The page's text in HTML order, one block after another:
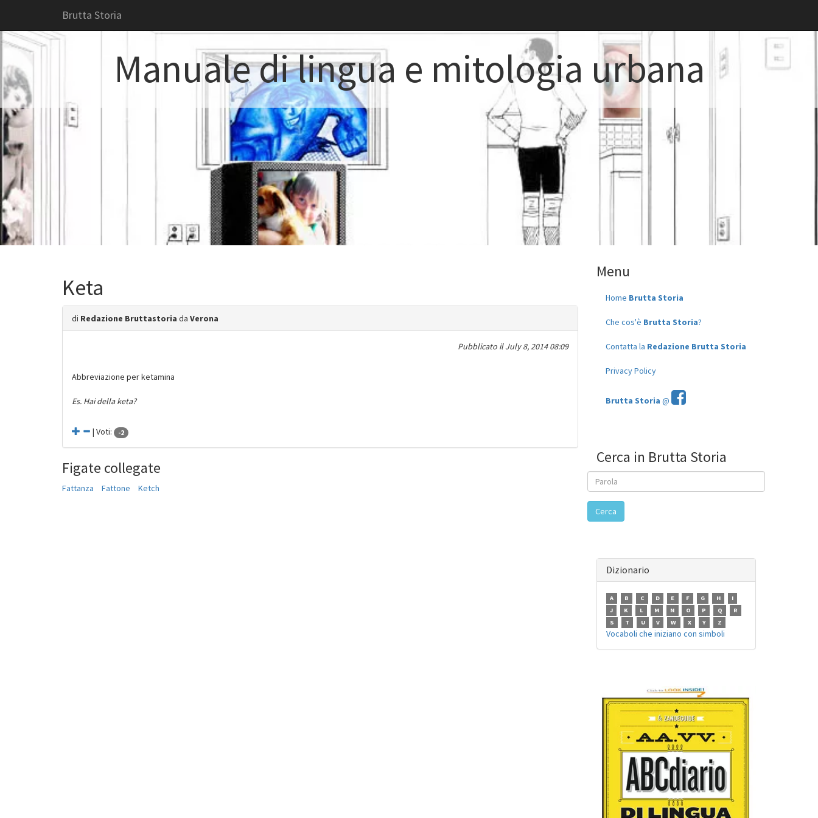
Brutta Storia
Manuale di lingua e mitologia urbana
Keta
di Redazione Bruttastoria da Verona
Pubblicato ilJuly 8, 2014 08:09
Abbreviazione per ketamina
Es. Hai della keta?
| Voti: -2
Figate collegate
Fattanza Fattone Ketch
Menu
Home Brutta Storia
Che cos'è Brutta Storia?
Contatta la Redazione Brutta Storia
Privacy Policy
Brutta Storia @
Cerca in Brutta Storia
Cerca
Dizionario
A B C D E F G H
I
J
K L M N O P Q
R
S
T U V W X Y Z
Vocaboli che iniziano con simboli